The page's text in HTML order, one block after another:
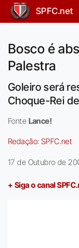
SPFC.net
Bosco é
Palestra
Goleiro será
Choque-Rei
Fonte Lance!
Redação: SPFC.net
17 de Outubro de
+ Siga o canal